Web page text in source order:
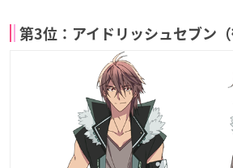
第3位：アイドリッシュセブン